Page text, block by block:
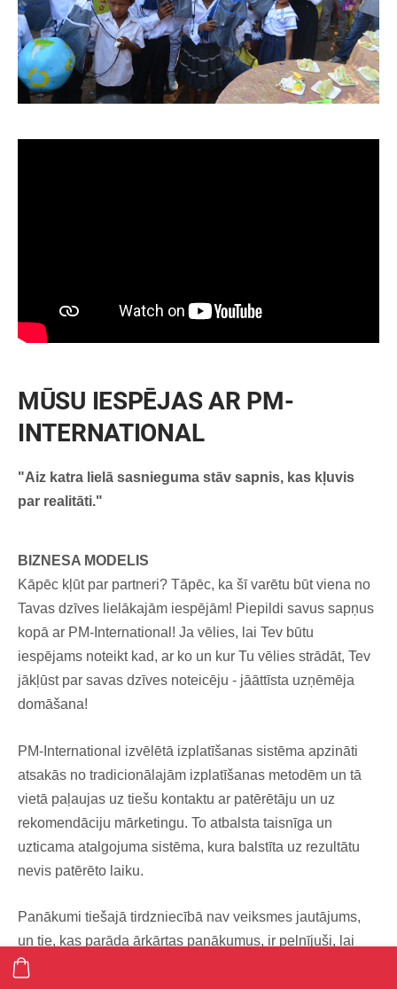
MŪSU IESPĒJAS AR PM-
INTERNATIONAL
"Aiz katra lielā sasnieguma stāv sapnis, kas kļuvis
par realitāti."
BIZNESA MODELIS
Kāpēc kļūt par partneri? Tāpēc, ka šī varētu būt viena no
Tavas dzīves lielākajām iespējām! Piepildi savus sapņus
kopā ar PM-International! Ja vēlies, lai Tev būtu
iespējams noteikt kad, ar ko un kur Tu vēlies strādāt, Tev
jākļūst par savas dzīves noteicēju - jāāttīsta uzņēmēja
domāšana!
PM-International izvēlētā izplatīšanas sistēma apzināti
atsakās no tradicionālajām izplatīšanas metodēm un tā
vietā paļaujas uz tiešu kontaktu ar patērētāju un uz
rekomendāciju mārketingu. To atbalsta taisnīga un
uzticama atalgojuma sistēma, kura balstīta uz rezultātu
nevis patērēto laiku.
Panākumi tiešajā tirdzniecībā nav veiksmes jautājums,
un tie, kas parāda ārkārtas panākumus, ir pelnījuši, lai
viņus atbalstītu īpašā veidā.